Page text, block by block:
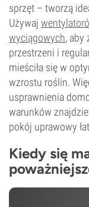
sprzęt – tworzą
Używaj
wyciągowych, aby
przestrzeni i
mieściła się w
wzrostu roślin.
usprawnienia
warunków
pokój uprawowy
Kiedy się